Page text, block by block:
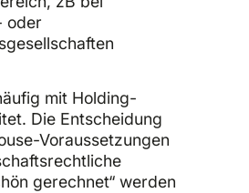
oder
mit Holding-
Die Entscheidung
Voraussetzungen
gerechnet“ werden